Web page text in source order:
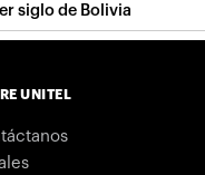
siglo de Bolivia
UNITEL